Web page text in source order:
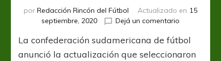
por Redacción Rincón del Fútbol Actualizado en 15
septiembre, 2020
Dejá un comentario
renovó
el
La confederación sudamericana de fútbol
anunció la actualización que seleccionaron